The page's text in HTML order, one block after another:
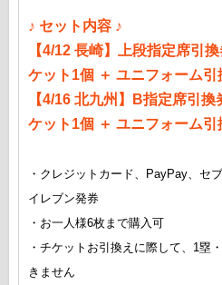
♪ セット内容 ♪
【4/12 長崎】上段指定席引
ケット1個 ＋ ユニフォーム引
【4/16 北九州】B指定席引
ケット1個 ＋ ユニフォーム引
・クレジットカード、PayPay、
イレブン発券
・お一人様6枚まで購入可
・チケットお引換えに際して、1塁
きません